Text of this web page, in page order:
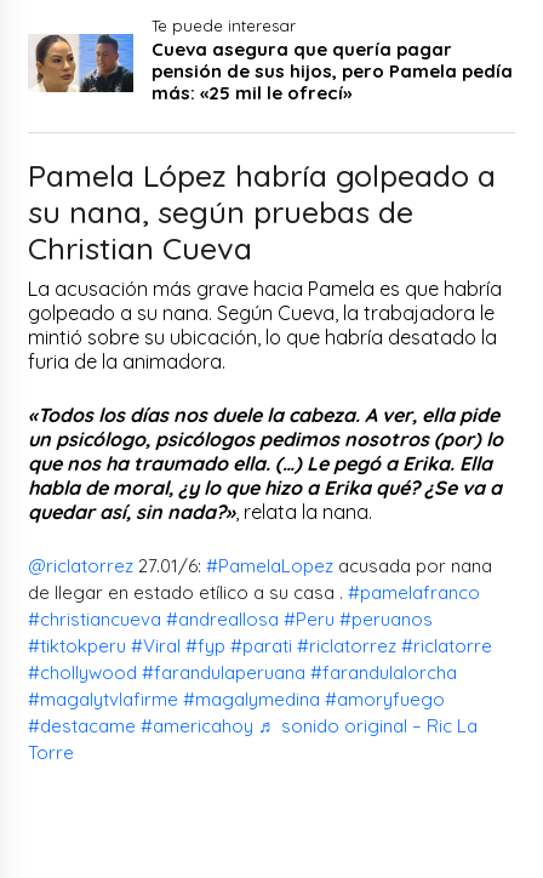
Te puede interesar
Cueva asegura que quería pagar
pensión de sus hijos, pero Pamela pedía
más: «25 mil le ofrecí»
Pamela López habría golpeado a
su nana, según pruebas de
Christian Cueva
La acusación más grave hacia Pamela es que habría
golpeado a su nana. Según Cueva, la trabajadora le
mintió sobre su ubicación, lo que habría desatado la
furia de la animadora.
«Todos los días nos duele la cabeza. A ver, ella pide
un psicólogo, psicólogos pedimos nosotros (por) lo
que nos ha traumado ella. (…) Le pegó a Erika. Ella
habla de moral, ¿y lo que hizo a Erika qué? ¿Se va a
quedar así, sin nada?», relata la nana.
@riclatorrez 27.01/6:#PamelaLopez acusada por nana
de llegar en estado etílico a su casa .#pamelafranco
#christiancueva #andreallosa #Peru #peruanos
#tiktokperu #Viral #fyp #parati #riclatorrez #riclatorre
#chollywood #farandulaperuana #farandulalorcha
#magalytvlafirme #magalymedina #amoryfuego
#destacame #americahoy ♬ sonido original – Ric La
Torre